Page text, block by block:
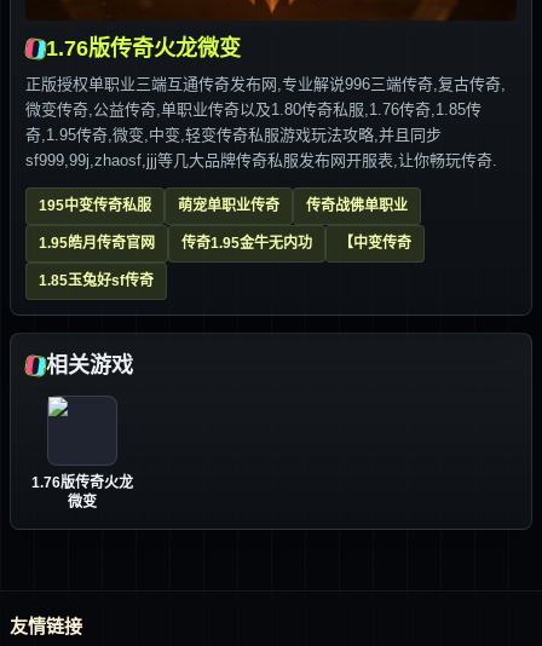
1.76版传奇火龙微变
正版授权单职业三端互通传奇发布网,专业解说996三端传奇,复古传奇,
微变传奇,公益传奇,单职业传奇以及1.80传奇私服,1.76传奇,1.85传
奇,1.95传奇,微变,中变,轻变传奇私服游戏玩法攻略,并且同步
sf999,99j,zhaosf,jjj等几大品牌传奇私服发布网开服表,让你畅玩传奇.
195中变传奇私服 萌宠单职业传奇 传奇战佛单职业
1.95皓月传奇官网 传奇1.95金牛无内功 【中变传奇
1.85玉兔好sf传奇
相关游戏
1.76版传奇火龙
微变
友情链接